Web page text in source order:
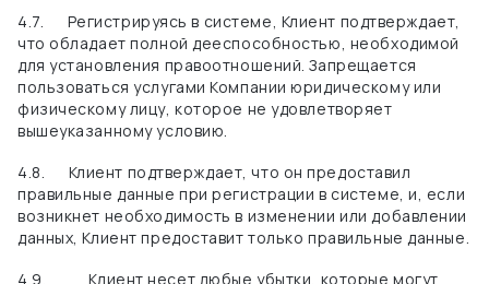
4.7.
Регистрируясь в системе, Клиент подтверждает,
что обладает полной дееспособностью, необходимой
для установления правоотношений. Запрещается
пользоваться услугами Компании юридическому или
физическому лицу, которое не удовлетворяет
вышеуказанному условию.
4.8.
Клиент подтверждает, что он предоставил
правильные данные при регистрации в системе, и, если
возникнет необходимость в изменении или добавлении
данных, Клиент предоставит только правильные данные.
4.9.
Клиент несет любые убытки, которые могут